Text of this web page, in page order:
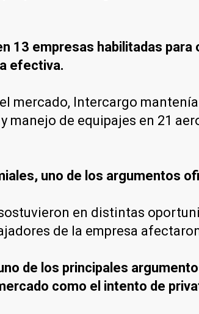
13 empresas habilitadas
efectiva.
mercado, Intercargo
manejo de equipajes en 21
uno de los argumentos
en distintas
de la empresa
de los principales
como el intento de